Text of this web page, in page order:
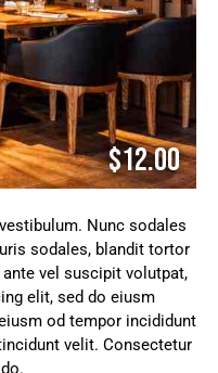
$12.00
Nunc sodales
sodales, blandit tortor
vel suscipit volutpat,
elit, sed do eiusm
od tempor incididunt
velit. Consectetur